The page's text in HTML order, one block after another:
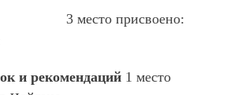
присвоено:
и рекомендаций 1 место